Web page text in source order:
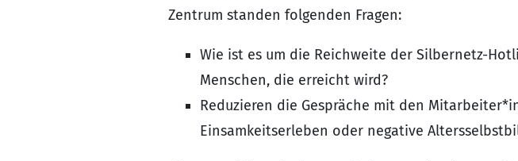
Zentrum standen folgenden Fragen:
Wie ist es um die Reichweite der Silbernetz-
Menschen, die erreicht wird?
Reduzieren die Gespräche mit den
Einsamkeitserleben oder negative